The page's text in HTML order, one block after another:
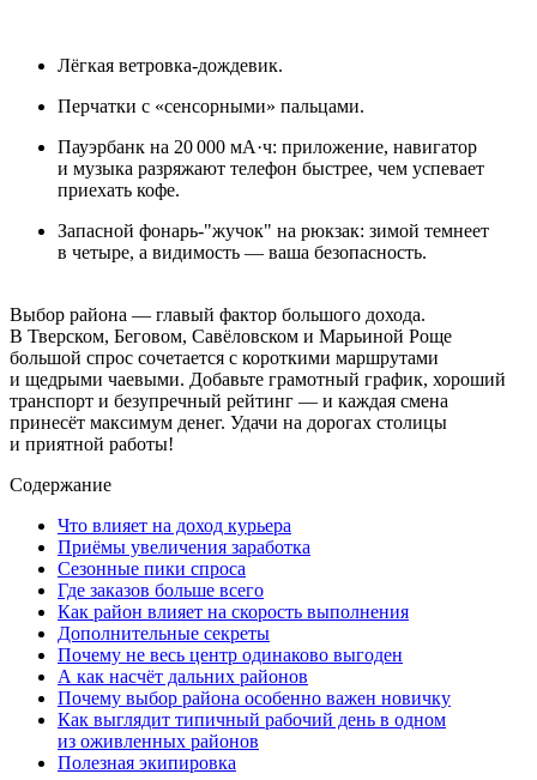
Лёгкая ветровка‑дождевик.
Перчатки с «сенсорными» пальцами.
Пауэрбанк на 20 000 мА·ч: приложение, навигатор
и музыка разряжают телефон быстрее, чем успевает
приехать кофе.
Запасной фонарь‑"жучок" на рюкзак: зимой темнеет
в четыре, а видимость — ваша безопасность.
Выбор района — главый фактор большого дохода.
В Тверском, Беговом, Савёловском и Марьиной Роще
большой спрос сочетается с короткими маршрутами
и щедрыми чаевыми. Добавьте грамотный график, хороший
транспорт и безупречный рейтинг — и каждая смена
принесёт максимум денег. Удачи на дорогах столицы
и приятной работы!
Содержание
Что влияет на доход курьера
Приёмы увеличения заработка
Сезонные пики спроса
Где заказов больше всего
Как район влияет на скорость выполнения
Дополнительные секреты
Почему не весь центр одинаково выгоден
А как насчёт дальних районов
Почему выбор района особенно важен новичку
Как выглядит типичный рабочий день в одном
из оживленных районов
Полезная экипировка